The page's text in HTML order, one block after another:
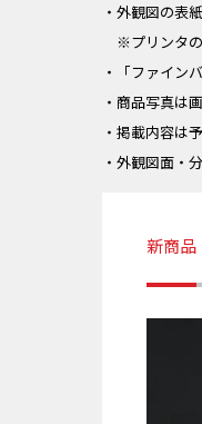
・外観図の表
※プリンタの
・「ファイン
・商品写真は
・掲載内容は
・外観図面・